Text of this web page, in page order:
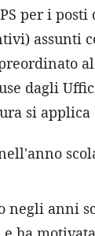
per i posti
assunti
dagli
si applica
negli anni